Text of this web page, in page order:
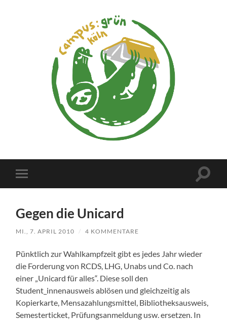
Mobile-
Menü
Gegen die Unicard
MI., 7. APRIL 2010 / 4 KOMMENTARE
Pünktlich zur Wahlkampfzeit gibt es jedes Jahr wieder
die Forderung von RCDS, LHG, Unabs und Co. nach
einer „Unicard für alles“. Diese soll den
Student_innenausweis ablösen und gleichzeitig als
Kopierkarte, Mensazahlungsmittel, Bibliotheksausweis,
Semesterticket, Prüfungsanmeldung usw. ersetzen. In